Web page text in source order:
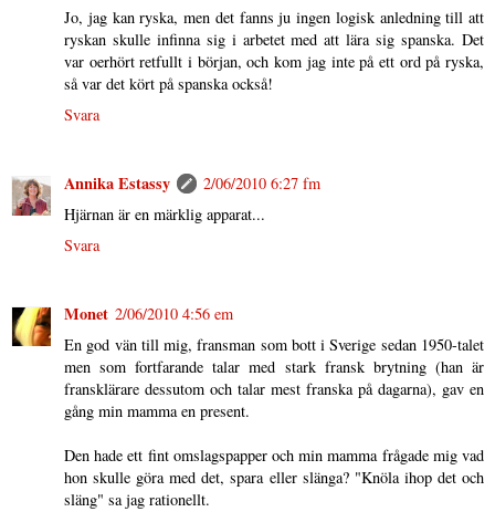
Jo, jag kan ryska, men det fanns ju ingen logisk anledning till att
ryskan skulle infinna sig i arbetet med att lära sig spanska. Det
var oerhört retfullt i början, och kom jag inte på ett ord på ryska,
så var det kört på spanska också!
Svara
Annika Estassy
2/06/2010 6:27 fm
Hjärnan är en märklig apparat...
Svara
Monet 2/06/2010 4:56 em
En god vän till mig, fransman som bott i Sverige sedan 1950-talet
men som fortfarande talar med stark fransk brytning (han är
fransklärare dessutom och talar mest franska på dagarna), gav en
gång min mamma en present.
Den hade ett fint omslagspapper och min mamma frågade mig vad
hon skulle göra med det, spara eller slänga? "Knöla ihop det och
släng" sa jag rationellt.